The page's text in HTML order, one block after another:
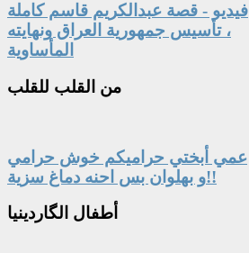
فيديو - قصة عبدالكريم قاسم كاملة
، تأسيس جمهورية العراق ونهايته
المأساوية
من القلب للقلب
عمي أبختي حراميكم خوش حرامي
و بهلوان بس احنه دماغ سزية!!
أطفال الگاردينيا